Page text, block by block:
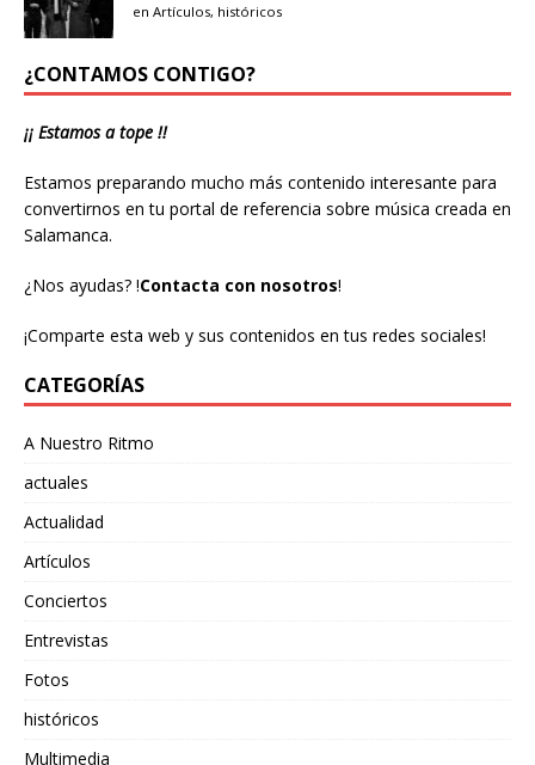
en Artículos, históricos
¿CONTAMOS CONTIGO?
¡¡ Estamos a tope !!
Estamos preparando mucho más contenido interesante para
convertirnos en tu portal de referencia sobre música creada en
Salamanca.
¿Nos ayudas? !Contacta con nosotros!
¡Comparte esta web y sus contenidos en tus redes sociales!
CATEGORÍAS
A Nuestro Ritmo
actuales
Actualidad
Artículos
Conciertos
Entrevistas
Fotos
históricos
Multimedia